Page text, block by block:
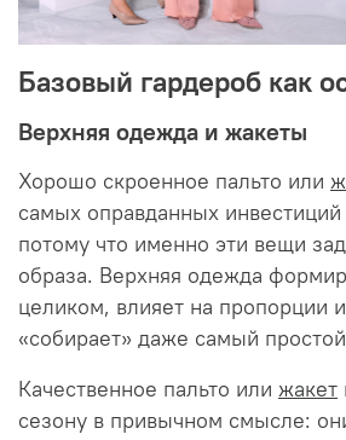
Базовый гардероб как
Верхняя одежда и жакеты
Хорошо скроенное пальто или
самых оправданных инвестиций
потому что именно эти вещи
образа. Верхняя одежда
целиком, влияет на пропорции
«собирает» даже самый
Качественное пальто или жакет
сезону в привычном смысле: